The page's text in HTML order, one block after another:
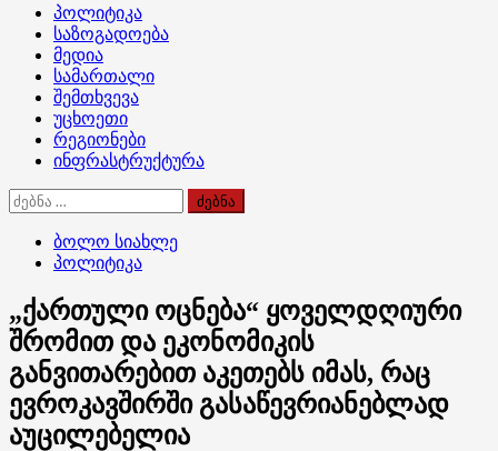
Primary
Menu
პოლიტიკა
საზოგადოება
მედია
სამართალი
შემთხვევა
უცხოეთი
რეგიონები
ინფრასტრუქტურა
ძებნა:
ბოლო სიახლე
პოლიტიკა
„ქართული ოცნება“ ყოველდღიური
შრომით და ეკონომიკის
განვითარებით აკეთებს იმას, რაც
ევროკავშირში გასაწევრიანებლად
აუცილებელია